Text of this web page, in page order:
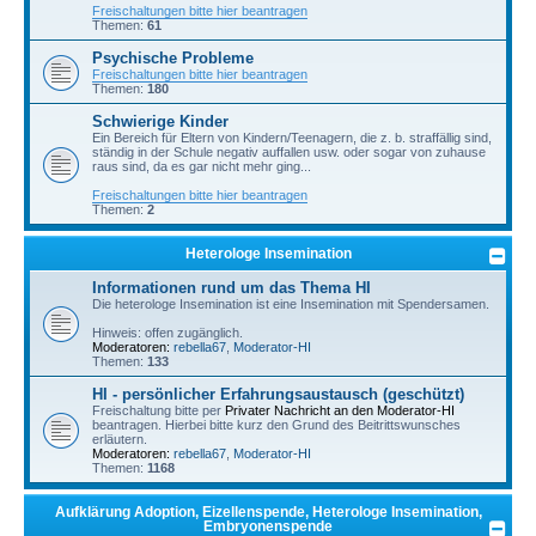
Freischaltungen bitte hier beantragen
Themen: 61
Psychische Probleme
Freischaltungen bitte hier beantragen
Themen: 180
Schwierige Kinder
Ein Bereich für Eltern von Kindern/Teenagern, die z. b. straffällig sind,
ständig in der Schule negativ auffallen usw. oder sogar von zuhause
raus sind, da es gar nicht mehr ging...
Freischaltungen bitte hier beantragen
Themen: 2
Heterologe Insemination
Informationen rund um das Thema HI
Die heterologe Insemination ist eine Insemination mit Spendersamen.
Hinweis: offen zugänglich.
Moderatoren: rebella67 Moderator-HI
Themen: 133
HI - persönlicher Erfahrungsaustausch (geschützt)
Freischaltung bitte per Privater Nachricht an den Moderator-HI
beantragen. Hierbei bitte kurz den Grund des Beitrittswunsches
erläutern.
Moderatoren: rebella67 Moderator-HI
Themen: 1168
Aufklärung Adoption, Eizellenspende, Heterologe Insemination,
Embryonenspende